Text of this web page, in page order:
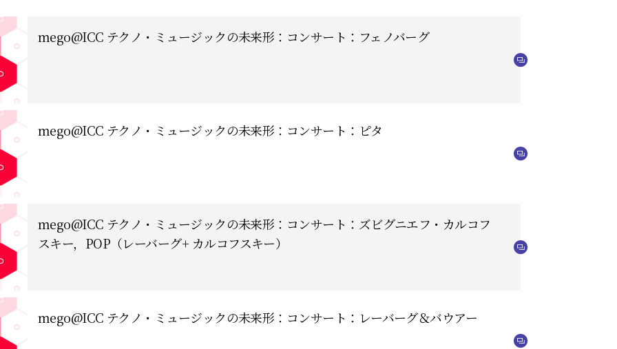
mego@ICC テクノ・ミュージックの未来形：コンサート：フェノバーグ
mego@ICC テクノ・ミュージックの未来形：コンサート：ピタ
mego@ICC テクノ・ミュージックの未来形：コンサート：ズビグニエフ・カルコフ
スキー，POP（レーバーグ+ カルコフスキー）
mego@ICC テクノ・ミュージックの未来形：コンサート：レーバーグ＆バウアー